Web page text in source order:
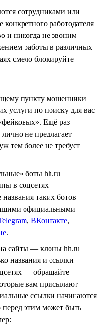
сотрудниками или
конкретного работодателя
и никогда не звоним
работы в различных
смело блокируйте
пункту мошенники
услуги по поиску для вас
Ещё раз
не предлагает
тем более не требует
боты hh.ru
в соцсетях
таких ботов
официальными
, ВКонтакте,
.
сайты — клоны hh.ru
названия и ссылки
— обращайте
вам присылают
ссылки начинаются
перед этим может быть